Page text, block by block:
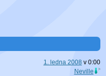
1. ledna 2008 v 0:00
Neville